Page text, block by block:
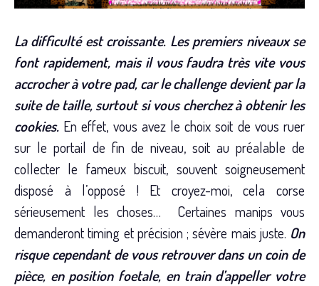
La difficulté est croissante. Les premiers niveaux se
font rapidement, mais il vous faudra très vite vous
accrocher à votre pad, car le challenge devient par la
suite de taille, surtout si vous cherchez à obtenir les
cookies. En effet, vous avez le choix soit de vous ruer
sur le portail de fin de niveau, soit au préalable de
collecter le fameux biscuit, souvent soigneusement
disposé à l’opposé ! Et croyez-moi, cela corse
sérieusement les choses… Certaines manips vous
demanderont timing et précision ; sévère mais juste. On
risque cependant de vous retrouver dans un coin de
pièce, en position foetale, en train d’appeller votre